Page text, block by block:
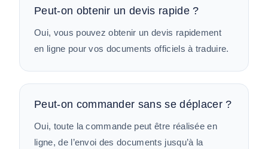
Peut-on obtenir un devis rapide ?
Oui, vous pouvez obtenir un devis rapidement
en ligne pour vos documents officiels à traduire.
Peut-on commander sans se déplacer ?
Oui, toute la commande peut être réalisée en
ligne, de l’envoi des documents jusqu’à la